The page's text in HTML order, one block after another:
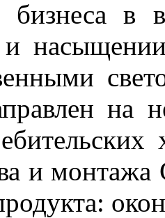
биз­не­са в
на
и